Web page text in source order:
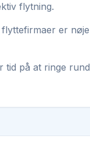
flytning.
er
tid på at ringe